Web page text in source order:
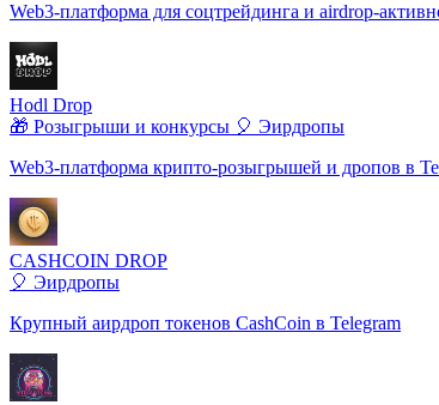
Web3-платформа для соцтрейдинга и airdrop-
Hodl Drop
🎁 Розыгрыши и конкурсы 🎈 Эирдропы
Web3-платформа крипто-розыгрышей и дропов в
CASHCOIN DROP
🎈 Эирдропы
Крупный аирдроп токенов CashCoin в Telegram